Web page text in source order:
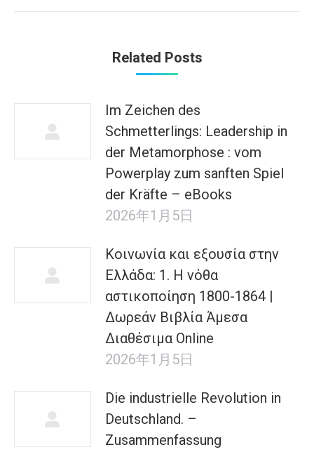
的
章：
Related Posts
Im Zeichen des
Schmetterlings: Leadership in
der Metamorphose : vom
Powerplay zum sanften Spiel
der Kräfte – eBooks
2026年1月5日
Κοινωνία και εξουσία στην
Ελλάδα: 1. Η νόθα
αστικοποίηση 1800-1864 |
Δωρεάν Βιβλία Άμεσα
Διαθέσιμα Online
2026年1月5日
Die industrielle Revolution in
Deutschland. –
Zusammenfassung